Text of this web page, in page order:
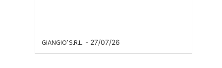
GIANGIO' S.R.L.- 27/07/26